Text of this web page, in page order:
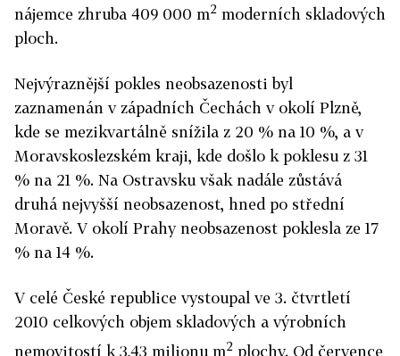
nájemce zhruba 409 000 m2 moderních skladových
ploch.
Nejvýraznější pokles neobsazenosti byl
zaznamenán v západních Čechách v okolí Plzně,
kde se mezikvartálně snížila z 20 % na 10 %, a v
Moravskoslezském kraji, kde došlo k poklesu z 31
% na 21 %. Na Ostravsku však nadále zůstává
druhá nejvyšší neobsazenost, hned po střední
Moravě. V okolí Prahy neobsazenost poklesla ze 17
% na 14 %.
V celé České republice vystoupal ve 3. čtvrtletí
2010 celkových objem skladových a výrobních
nemovitostí k 3,43 milionu m2 plochy. Od července